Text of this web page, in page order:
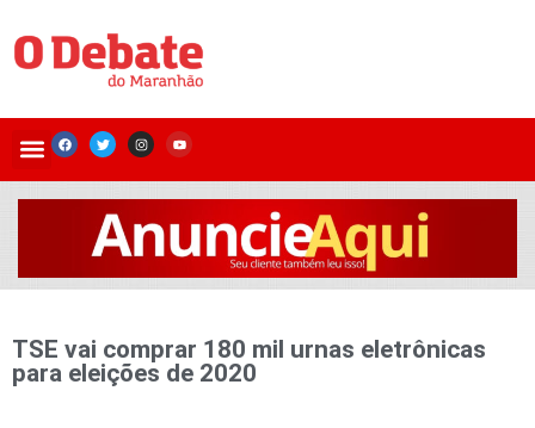
TSE vai comprar 180 mil urnas eletrônicas
para eleições de 2020